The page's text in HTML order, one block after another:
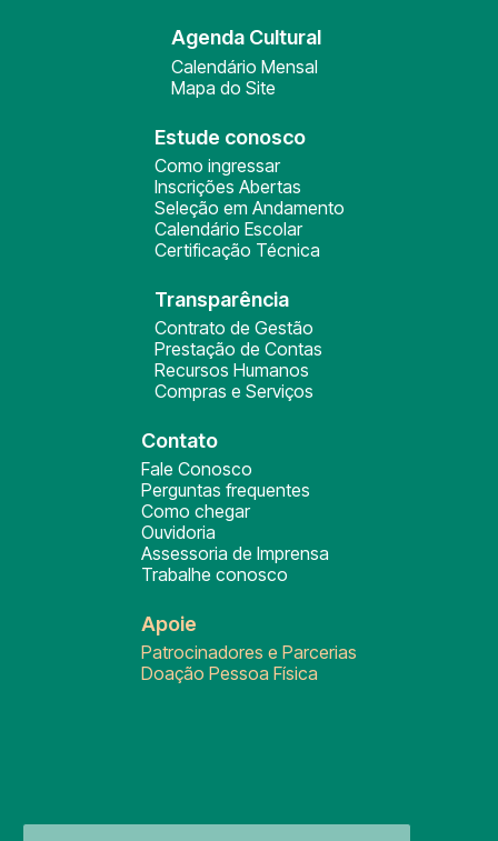
Agenda Cultural
Calendário Mensal
Mapa do Site
Estude conosco
Como ingressar
Inscrições Abertas
Seleção em Andamento
Calendário Escolar
Certificação Técnica
Transparência
Contrato de Gestão
Prestação de Contas
Recursos Humanos
Compras e Serviços
Contato
Fale Conosco
Perguntas frequentes
Como chegar
Ouvidoria
Assessoria de Imprensa
Trabalhe conosco
Apoie
Patrocinadores e Parcerias
Doação Pessoa Física